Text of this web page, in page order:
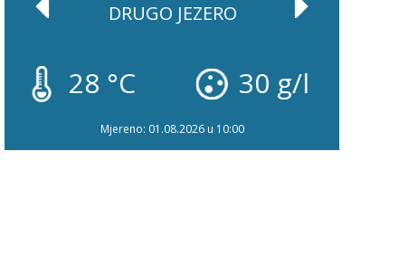
DRUGO JEZERO
28 °C 30 g/l
Mjereno: 01.08.2026 u 10:00